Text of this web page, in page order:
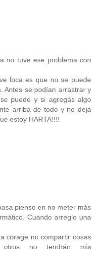
no tuve ese problema con
loca es que no se puede
Antes se podían arrastrar y
puede y si agregás algo
arriba de todo y no deja
estoy HARTA!!!!
pienso en no meter más
Cuando arreglo una
corage no compartir cosas
otros no tendrán mis